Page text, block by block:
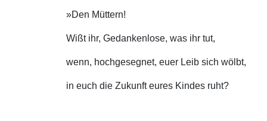
»Den Müttern!
Wißt ihr, Gedankenlose, was ihr tut,
wenn, hochgesegnet, euer Leib sich wölbt,
in euch die Zukunft eures Kindes ruht?